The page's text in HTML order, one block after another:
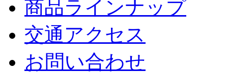
商品ラインナップ
交通アクセス
お問い合わせ